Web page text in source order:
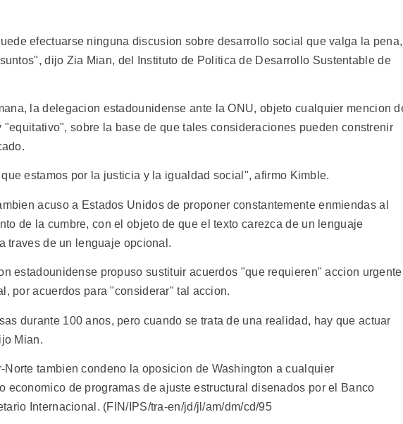
efectuarse ninguna discusion sobre desarrollo social que valga la pena,
dijo Zia Mian, del Instituto de Politica de Desarrollo Sustentable de
la delegacion estadounidense ante la ONU, objeto cualquier mencion
"equitativo", sobre la base de que tales consideraciones pueden constrenir
estamos por la justicia y la igualdad social", afirmo Kimble.
acuso a Estados Unidos de proponer constantemente enmiendas al
de la cumbre, con el objeto de que el texto carezca de un lenguaje
traves de un lenguaje opcional.
estadounidense propuso sustituir acuerdos "que requieren" accion urgente
por acuerdos para "considerar" tal accion.
durante 100 anos, pero cuando se trata de una realidad, hay que actuar
Mian.
Norte tambien condeno la oposicion de Washington a cualquier
economico de programas de ajuste estructural disenados por el Banco
Internacional. (FIN/IPS/tra-en/jd/jl/am/dm/cd/95